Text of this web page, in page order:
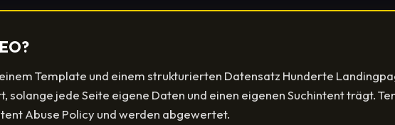
Template und einem strukturierten Datensatz Hunderte
solange jede Seite eigene Daten und einen eigenen Suchintent trägt.
Abuse Policy und werden abgewertet.